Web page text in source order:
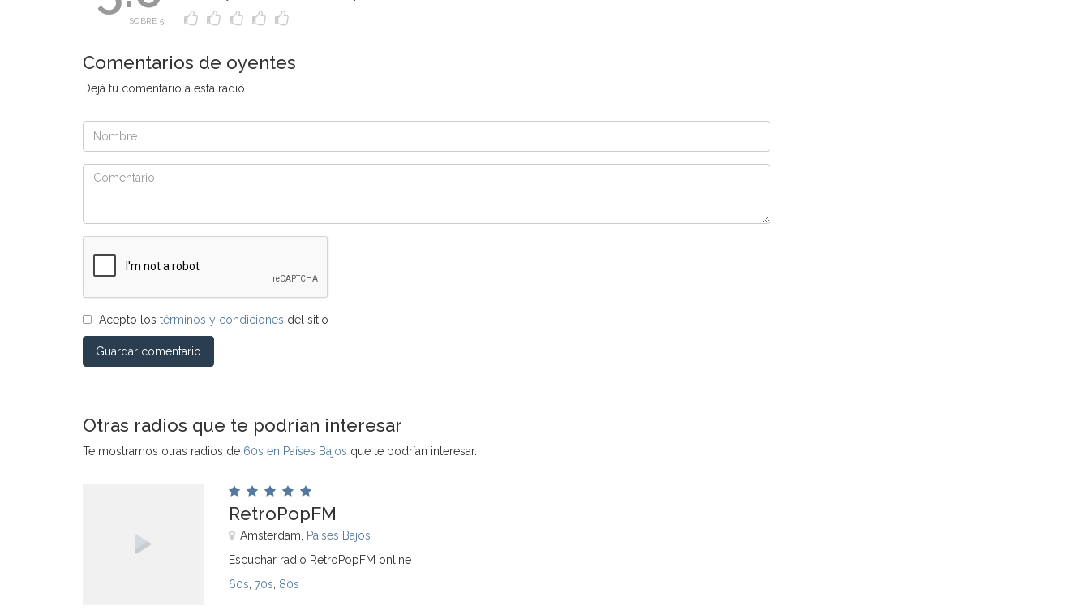
SOBRE 5
Comentarios de oyentes
Dejá tu comentario a esta radio.
Acepto los términos y condiciones del sitio
Guardar comentario
Otras radios que te podrían interesar
Te mostramos otras radios de 60s en Países Bajos que te podrían interesar.
RetroPopFM
Amsterdam,
Países Bajos
Escuchar radio RetroPopFM online
60s 70s 80s